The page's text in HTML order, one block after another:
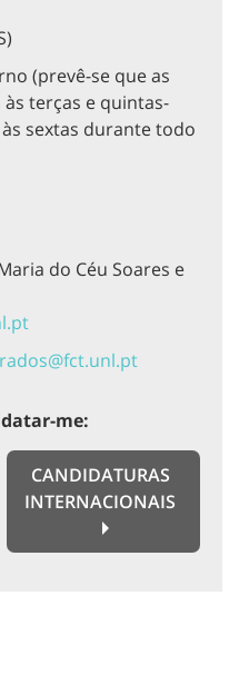
(prevê-se que as
terças e quintas-
sextas durante todo
do Céu Soares e
me:
CANDIDATURAS
INTERNACIONAIS